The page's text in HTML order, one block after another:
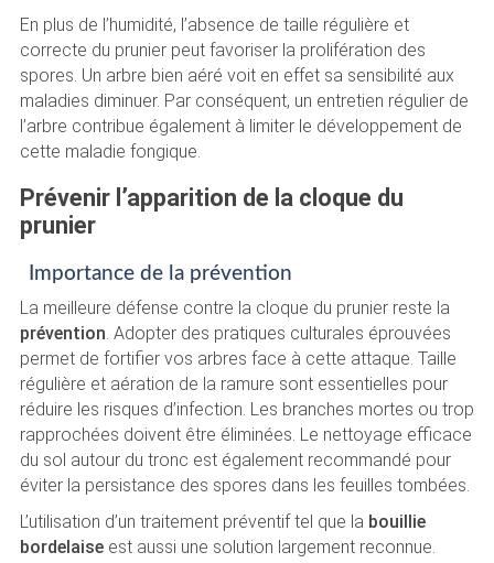
En plus de l’humidité, l’absence de taille régulière et
correcte du prunier peut favoriser la prolifération des
spores. Un arbre bien aéré voit en effet sa sensibilité aux
maladies diminuer. Par conséquent, un entretien régulier de
l’arbre contribue également à limiter le développement de
cette maladie fongique.
Prévenir l’apparition de la cloque du
prunier
Importance de la prévention
La meilleure défense contre la cloque du prunier reste la
prévention. Adopter des pratiques culturales éprouvées
permet de fortifier vos arbres face à cette attaque. Taille
régulière et aération de la ramure sont essentielles pour
réduire les risques d’infection. Les branches mortes ou trop
rapprochées doivent être éliminées. Le nettoyage efficace
du sol autour du tronc est également recommandé pour
éviter la persistance des spores dans les feuilles tombées.
L’utilisation d’un traitement préventif tel que la bouillie
bordelaiseest aussi une solution largement reconnue.